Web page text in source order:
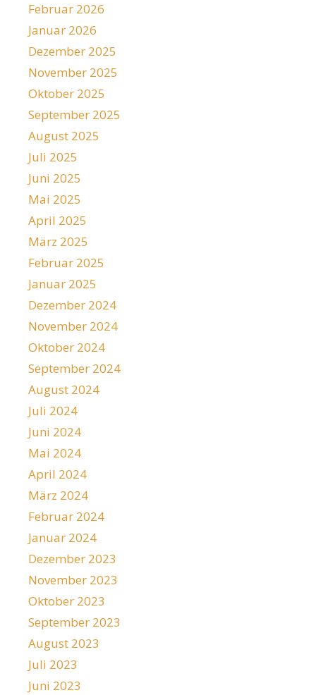
Februar 2026
Januar 2026
Dezember 2025
November 2025
Oktober 2025
September 2025
August 2025
Juli 2025
Juni 2025
Mai 2025
April 2025
März 2025
Februar 2025
Januar 2025
Dezember 2024
November 2024
Oktober 2024
September 2024
August 2024
Juli 2024
Juni 2024
Mai 2024
April 2024
März 2024
Februar 2024
Januar 2024
Dezember 2023
November 2023
Oktober 2023
September 2023
August 2023
Juli 2023
Juni 2023